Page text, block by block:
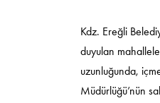
Kdz. Ereğli
duyulan
uzunluğunda,
Müdürlüğü’nün